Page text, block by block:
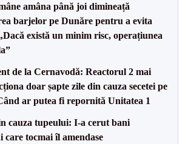
amâna până joi dimineață
barjelor pe Dunăre pentru a evita
există un minim risc, operațiunea
de la Cernavodă: Reactorul 2 mai
doar șapte zile din cauza secetei pe
ar putea fi repornită Unitatea 1
cauza tupeului: I-a cerut bani
care tocmai îl amendase